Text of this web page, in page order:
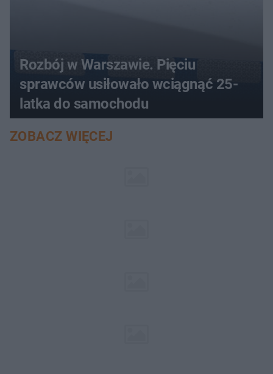
Rozbój w Warszawie. Pięciu
sprawców usiłowało wciągnąć 25-
latka do samochodu
ZOBACZ WIĘCEJ